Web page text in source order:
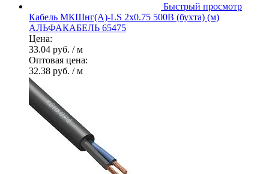
Быстрый просмотр
Кабель МКШнг(А)-LS 2х0.75 500В (бухта) (м)
АЛЬФАКАБЕЛЬ 65475
Цена:
33.04 руб. / м
Оптовая цена:
32.38 руб. / м